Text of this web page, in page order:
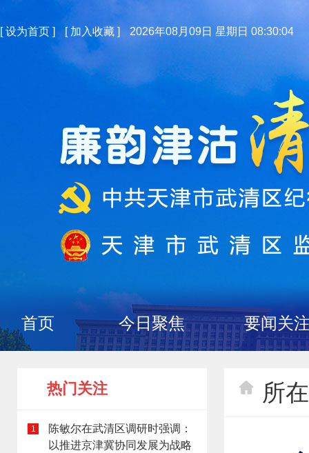
[设为首页 ] [ 加入收藏 ] 2026年08月09日 星期日 08:30:05
首页 今日聚焦 要闻关
热门关注
1
陈敏尔在武清区调研时强调：
以推进京津冀协同发展为战略
所